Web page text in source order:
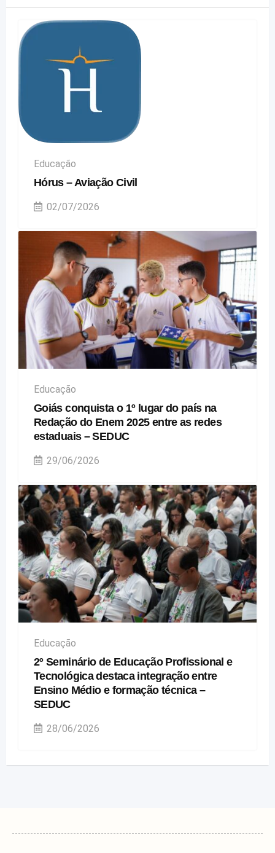
Educação
Hórus – Aviação Civil
02/07/2026
Educação
Goiás conquista o 1º lugar do país na
Redação do Enem 2025 entre as redes
estaduais – SEDUC
29/06/2026
Educação
2º Seminário de Educação Profissional e
Tecnológica destaca integração entre
Ensino Médio e formação técnica –
SEDUC
28/06/2026